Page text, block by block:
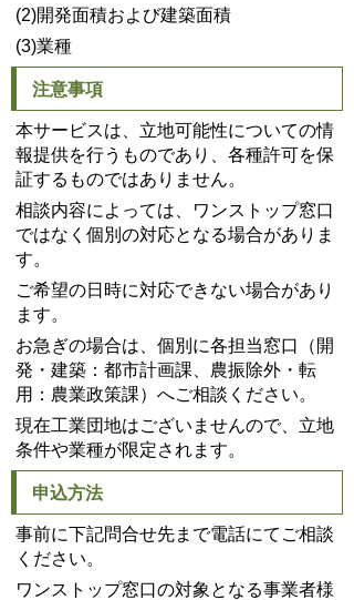
(2)開発面積および建築面積
(3)業種
注意事項
本サービスは、立地可能性についての情
報提供を行うものであり、各種許可を保
証するものではありません。
相談内容によっては、ワンストップ窓口
ではなく個別の対応となる場合がありま
す。
ご希望の日時に対応できない場合があり
ます。
お急ぎの場合は、個別に各担当窓口（開
発・建築：都市計画課、農振除外・転
用：農業政策課）へご相談ください。
現在工業団地はございませんので、立地
条件や業種が限定されます。
申込方法
事前に下記問合せ先まで電話にてご相談
ください。
ワンストップ窓口の対象となる事業者様